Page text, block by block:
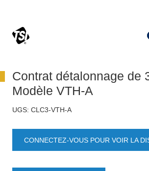
Contrat détalonnage de
Modèle VTH-A
UGS: CLC3-VTH-A
CONNECTEZ-VOUS POUR VOIR LA